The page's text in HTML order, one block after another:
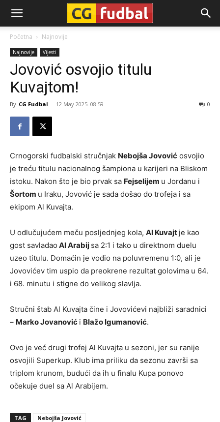
CG-
Fudbal
Početna Najnovije
Najnovije Vijesti
Jovović osvojio titulu
Kuvajtom!
By CG Fudbal - 12 May 2025. 08:59 0
Crnogorski fudbalski stručnjak Nebojša Jovović osvojio
je treću titulu nacionalnog šampiona u karijeri na Bliskom
istoku. Nakon što je bio prvak sa Fejselijem u Jordanu i
Šortom u Iraku, Jovović je sada došao do trofeja i sa
ekipom Al Kuvajta.
U odlučujućem meču posljednjeg kola, Al Kuvajt je kao
gost savladao Al Arabij sa 2:1 i tako u direktnom duelu
uzeo titulu. Domaćin je vodio na poluvremenu 1:0, ali je
Jovovićev tim uspio da preokrene rezultat golovima u 64.
i 68. minutu i stigne do velikog slavlja.
Stručni štab Al Kuvajta čine i Jovovićevi najbliži saradnici
– Marko Jovanović i Blažo Igumanović.
Ovo je već drugi trofej Al Kuvajta u sezoni, jer su ranije
osvojili Superkup. Klub ima priliku da sezonu završi sa
triplom krunom, budući da ih u finalu Kupa ponovo
očekuje duel sa Al Arabijem.
TAG Nebojša Jovović